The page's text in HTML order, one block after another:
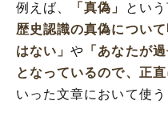
例えば、 「真偽」 という
歴史認識の真偽につい
はない」や 「あなたが
となっているので、正
いった文章において使